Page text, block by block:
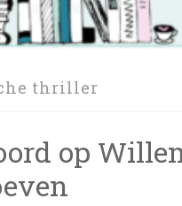
thriller
op